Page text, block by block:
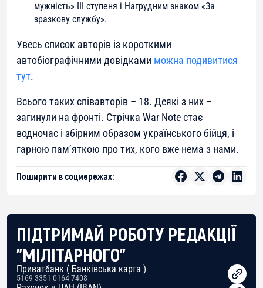
мужність» III ступеня і Нагрудним знаком «За
зразкову службу».
Увесь список авторів із короткими
автобіографічними довідками можна подивитися
тут.
Всього таких співавторів – 18. Деякі з них –
загинули на фронті. Стрічка War Note стає
водночас і збірним образом українського бійця, і
гарною пам’яткою про тих, кого вже нема з нами.
Поширити в соцмережах:
ПІДТРИМАЙ РОБОТУ РЕДАКЦІЇ
"МІЛІТАРНОГО"
Приватбанк ( Банківська карта )
5169 3351 0164 7408